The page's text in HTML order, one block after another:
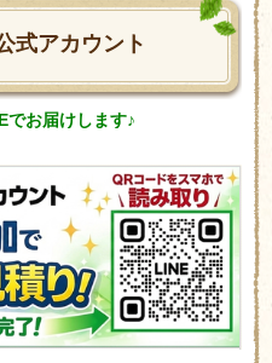
式アカウント
でお届けします♪